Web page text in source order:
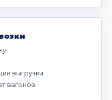
выгрузки
вагонов